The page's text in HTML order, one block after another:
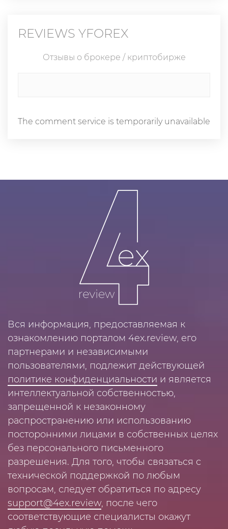
REVIEWS YFOREX
Отзывы о брокере / криптобирже
The comment service is temporarily unavailable
Вся информация, предоставляемая к
ознакомлению порталом 4ex.review, его
партнерами и независимыми
пользователями, подлежит действующей
политике конфиденциальности и является
интеллектуальной собственностью,
запрещенной к незаконному
распространению или использованию
посторонними лицами в собственных целях
без персонального письменного
разрешения. Для того, чтобы связаться с
технической поддержкой по любым
вопросам, следует обратиться по адресу
support@4ex.review, после чего
соответствующие специалисты окажут